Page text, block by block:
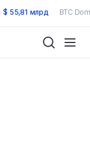
$ 55,81 млрд BTC